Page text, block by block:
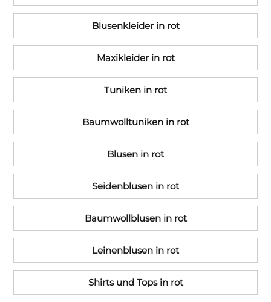
Blusenkleider in rot
Maxikleider in rot
Tuniken in rot
Baumwolltuniken in rot
Blusen in rot
Seidenblusen in rot
Baumwollblusen in rot
Leinenblusen in rot
Shirts und Tops in rot